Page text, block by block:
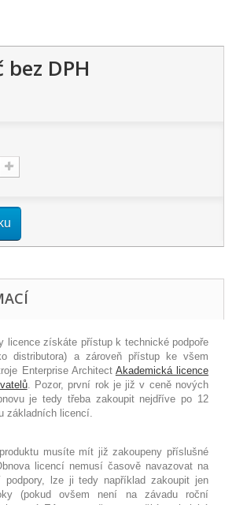
bez DPH
licence získáte přístup k technické podpoře
distributora) a zároveň přístup ke všem
Enterprise Architect Akademická licence
. Pozor, první rok je již v ceně nových
je tedy třeba zakoupit nejdříve po 12
základních licencí.
musíte mít již zakoupeny příslušné
licencí nemusí časově navazovat na
podpory, lze ji tedy například zakoupit jen
(pokud ovšem není na závadu roční